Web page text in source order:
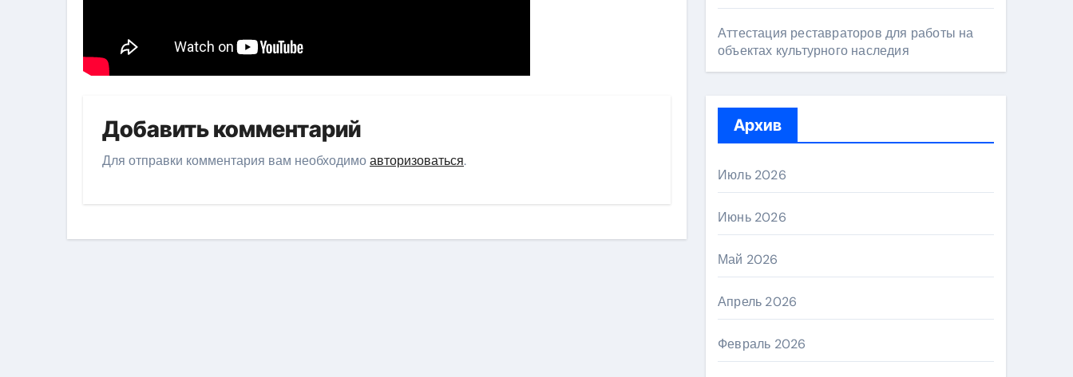
Добавить комментарий
Для отправки комментария вам необходимоавторизоваться.
Аттестация реставраторов для работы на
объектах культурного наследия
Архив
Июль 2026
Июнь 2026
Май 2026
Апрель 2026
Февраль 2026